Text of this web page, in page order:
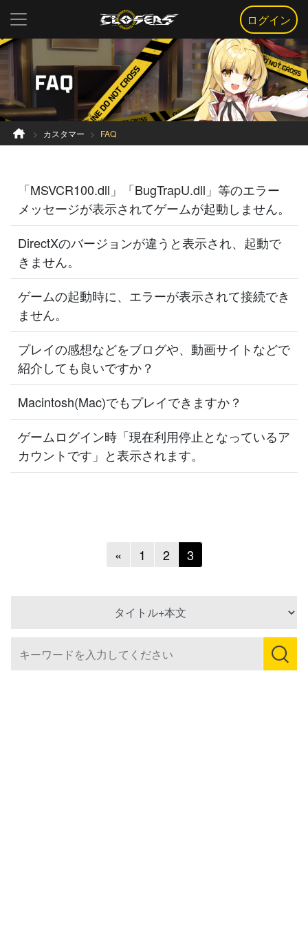
ログイン
カスタマー FAQ
「MSVCR100.dll」「BugTrapU.dll」等のエラー
メッセージが表示されてゲームが起動しません。
DirectXのバージョンが違うと表示され、起動で
きません。
ゲームの起動時に、エラーが表示されて接続でき
ません。
プレイの感想などをブログや、動画サイトなどで
紹介しても良いですか？
Macintosh(Mac)でもプレイできますか？
ゲームログイン時「現在利用停止となっているア
カウントです」と表示されます。
«Previous
1 2 3